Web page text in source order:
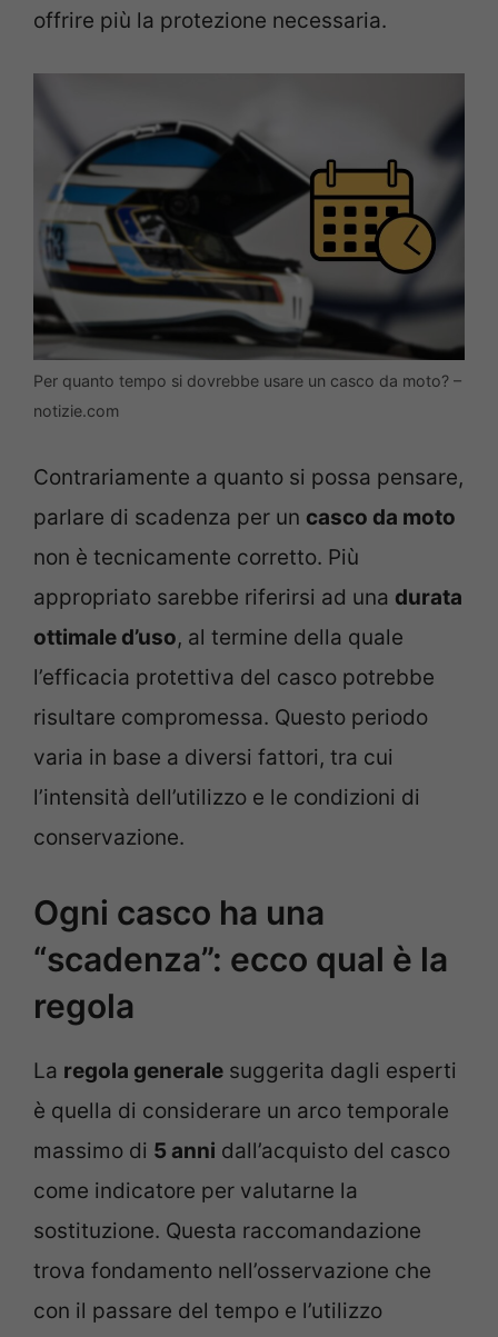
offrire più la protezione necessaria.
Per quanto tempo si dovrebbe usare un casco da moto? –
notizie.com
Contrariamente a quanto si possa pensare,
parlare di scadenza per un casco da moto
non è tecnicamente corretto. Più
appropriato sarebbe riferirsi ad una durata
ottimale d’uso, al termine della quale
l’efficacia protettiva del casco potrebbe
risultare compromessa. Questo periodo
varia in base a diversi fattori, tra cui
l’intensità dell’utilizzo e le condizioni di
conservazione.
Ogni casco ha una
“scadenza”: ecco qual è la
regola
La regola generale suggerita dagli esperti
è quella di considerare un arco temporale
massimo di 5 anni dall’acquisto del casco
come indicatore per valutarne la
sostituzione. Questa raccomandazione
trova fondamento nell’osservazione che
con il passare del tempo e l’utilizzo